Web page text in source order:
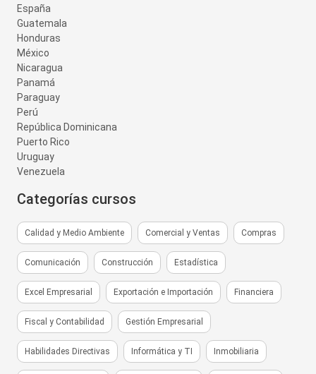
España
Guatemala
Honduras
México
Nicaragua
Panamá
Paraguay
Perú
República Dominicana
Puerto Rico
Uruguay
Venezuela
Categorías cursos
Calidad y Medio Ambiente Comercial y Ventas Compras
Comunicación Construcción Estadística
Excel Empresarial Exportación e Importación Financiera
Fiscal y Contabilidad Gestión Empresarial
Habilidades Directivas Informática y TI Inmobiliaria